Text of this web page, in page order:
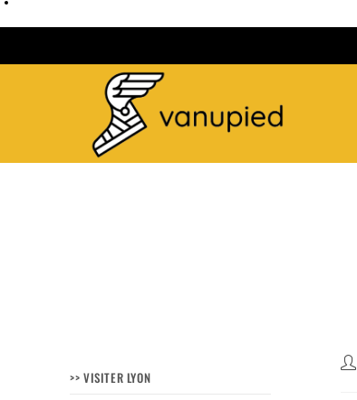
>> VISITER LYON